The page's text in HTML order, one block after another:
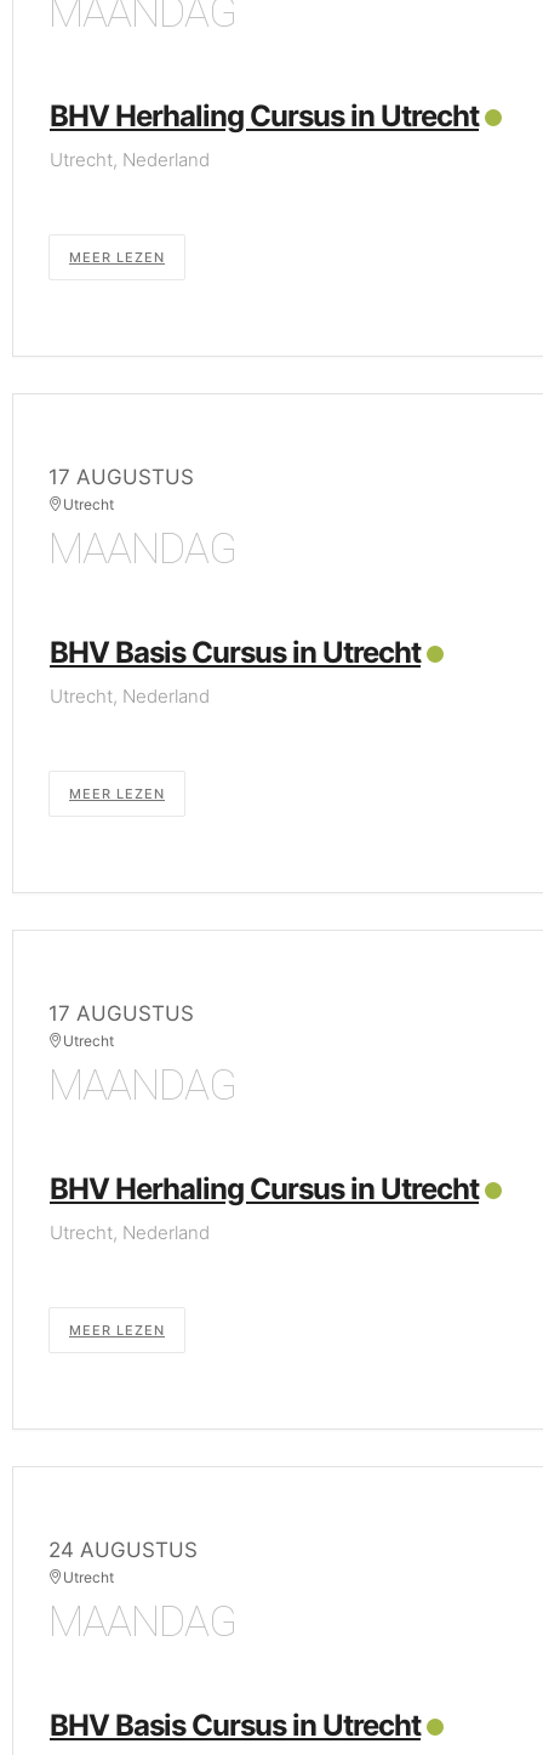
MAANDAG
BHV Herhaling Cursus in Utrecht
Utrecht, Nederland
MEER LEZEN
17 AUGUSTUS
Utrecht
MAANDAG
BHV Basis Cursus in Utrecht
Utrecht, Nederland
MEER LEZEN
17 AUGUSTUS
Utrecht
MAANDAG
BHV Herhaling Cursus in Utrecht
Utrecht, Nederland
MEER LEZEN
24 AUGUSTUS
Utrecht
MAANDAG
BHV Basis Cursus in Utrecht